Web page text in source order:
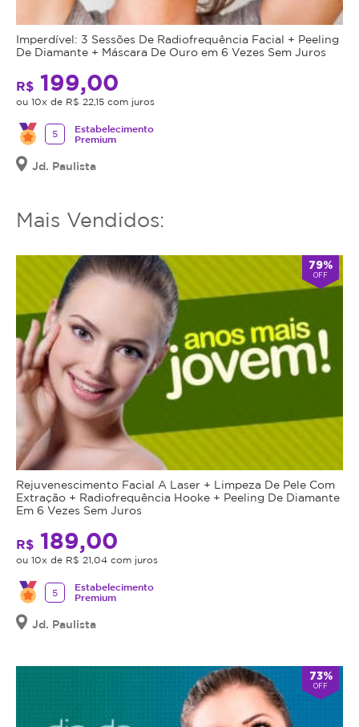
Imperdível: 3 Sessões De Radiofrequência Facial + Peeling
De Diamante + Máscara De Ouro em 6 Vezes Sem Juros
R$ 199,00
ou 10x de R$ 22,15 com juros
5
Estabelecimento
Premium
Jd. Paulista
Mais Vendidos:
79%
OFF
Rejuvenescimento Facial A Laser + Limpeza De Pele Com
Extração + Radiofrequência Hooke + Peeling De Diamante
Em 6 Vezes Sem Juros
R$ 189,00
ou 10x de R$ 21,04 com juros
5
Estabelecimento
Premium
Jd. Paulista
73%
OFF